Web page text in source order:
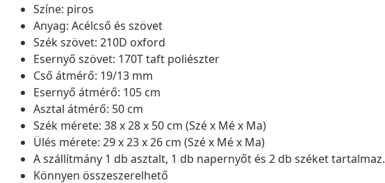
Színe: piros
Anyag: Acélcső és szövet
Szék szövet: 210D oxford
Esernyő szövet: 170T taft poliészter
Cső átmérő: 19/13 mm
Esernyő átmérő: 105 cm
Asztal átmérő: 50 cm
Szék mérete: 38 x 28 x 50 cm (Szé x Mé x Ma)
Ülés mérete: 29 x 23 x 26 cm (Szé x Mé x Ma)
A szállítmány 1 db asztalt, 1 db napernyőt és 2 db széket tartalmaz.
Könnyen összeszerelhető